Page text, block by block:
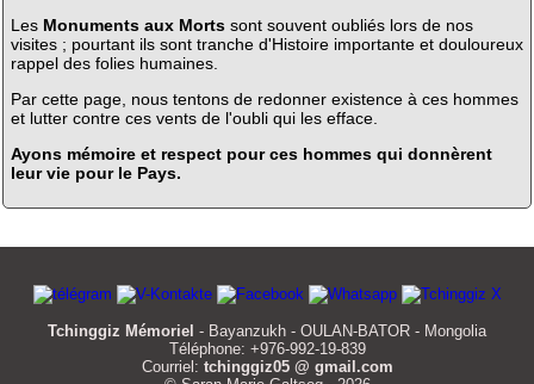
Les Monuments aux Mortssont souvent oubliés lors de nos
visites ; pourtant ils sont tranche d'Histoire importante et douloureux
rappel des folies humaines.
Par cette page, nous tentons de redonner existence à ces hommes
et lutter contre ces vents de l'oubli qui les efface.
Ayons mémoire et respect pour ces hommes qui donnèrent
leur vie pour le Pays.
Tchinggiz Mémoriel - Bayanzukh - OULAN-BATOR - Mongolia
Téléphone: +976-992-19-839
Courriel: tchinggiz05 @ gmail.com